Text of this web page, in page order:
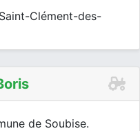
Clément-des-
de Soubise.